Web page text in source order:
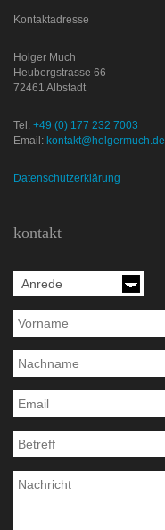
Kontaktadresse
Holger Much
Heubergstrasse 66
72461 Albstadt
Tel. +49 (0) 177 232 7003
Email: kontakt@holgermuch.de
Datenschutzerklärung
kontakt